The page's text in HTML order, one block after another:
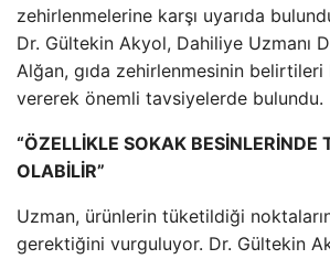
zehirlenmelerine karşı uyarıda
Dr. Gültekin Akyol, Dahiliye Uzmanı
Alğan, gıda zehirlenmesinin belirtileri
vererek önemli tavsiyelerde bulundu.
“ÖZELLİKLE SOKAK BESİNLERİNDE
OLABİLİR”
Uzman, ürünlerin tüketildiği
gerektiğini vurguluyor. Dr. Gültekin